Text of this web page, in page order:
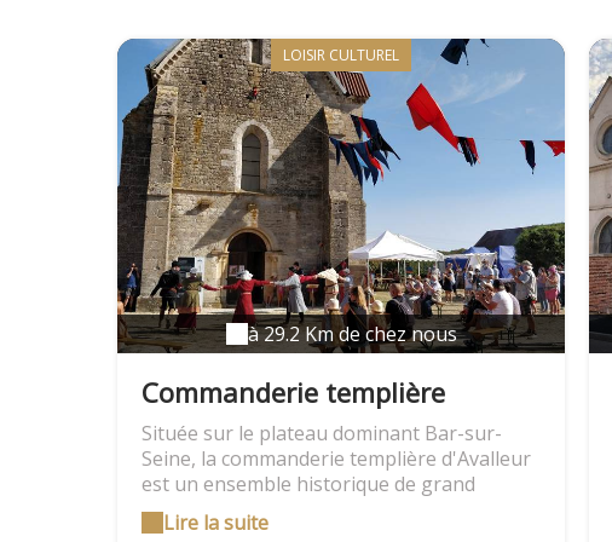
LOISIR CULTUREL
à 29.2 Km de chez nous
Commanderie templière
d'Avalleur
Située sur le plateau dominant Bar-sur-
Seine, la commanderie templière d'Avalleur
est un ensemble historique de grand
intérêt pour le département de l'Aube et
pour l'histoire de la Champagne. Entre
Lire la suite